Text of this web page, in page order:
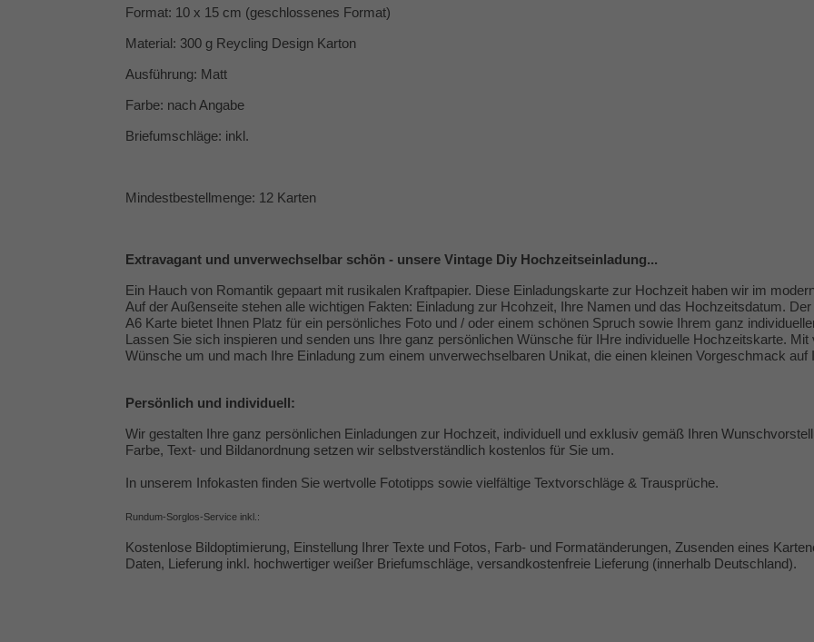
Format: 10 x 15 cm (geschlossenes Format)
Material: 300 g Reycling Design Karton
Ausführung: Matt
Farbe: nach Angabe
Briefumschläge: inkl.
Mindestbestellmenge: 12 Karten
Extravagant und unverwechselbar schön - unsere Vintage Diy Hochzeitseinladung...
Ein Hauch von Romantik gepaart mit rusikalen Kraftpapier. Diese Einladungskarte zur Hochzeit haben wir im
Auf der Außenseite stehen alle wichtigen Fakten: Einladung zur Hcohzeit, Ihre Namen und das Hochzeitsdatum.
A6 Karte bietet Ihnen Platz für ein persönliches Foto und / oder einem schönen Spruch sowie Ihrem ganz
Lassen Sie sich inspieren und senden uns Ihre ganz persönlichen Wünsche für IHre individuelle Hochzeitskarte.
Wünsche um und mach Ihre Einladung zum einem unverwechselbaren Unikat, die einen kleinen Vorgeschmack auf
Persönlich und individuell:
Wir gestalten Ihre ganz persönlichen Einladungen zur Hochzeit, individuell und exklusiv gemäß Ihren
Farbe, Text- und Bildanordnung setzen wir selbstverständlich kostenlos für Sie um.
In unserem Infokasten finden Sie wertvolle Fototipps sowie vielfältige Textvorschläge & Trausprüche.
Rundum-Sorglos-Service inkl.:
Kostenlose Bildoptimierung, Einstellung Ihrer Texte und Fotos, Farb- und Formatänderungen, Zusenden eines
Daten, Lieferung inkl. hochwertiger weißer Briefumschläge, versandkostenfreie Lieferung (innerhalb Deutschland).